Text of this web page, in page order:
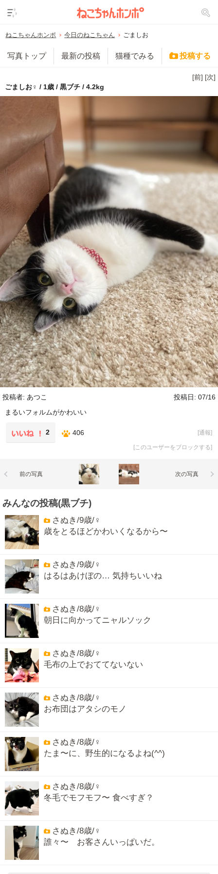
ねこちゃんホンポ 今日のねこちゃん ごましお
写真トップ 最新の投稿 猫種でみる 投稿する
[前] [次]
ごましお♀ / 1歳 / 黒ブチ / 4.2kg
投稿者: あつこ
投稿日: 07/16
まるいフォルムがかわいい
2 406 [通報]
[このユーザーをブロックする]
前の写真 次の写真
みんなの投稿(黒ブチ)
さぬき/9歳/♀
歳をとるほどかわいくなるから〜
さぬき/9歳/♀
はるはあけぼの… 気持ちいいね
さぬき/8歳/♀
朝日に向かってニャルソック
さぬき/8歳/♀
毛布の上でおててないない
さぬき/8歳/♀
お布団はアタシのモノ
さぬき/8歳/♀
たま〜に、野生的になるよね(^^)
さぬき/8歳/♀
冬毛でモフモフ〜 食べすぎ？
さぬき/8歳/♀
誰々〜 お客さんいっぱいだ。